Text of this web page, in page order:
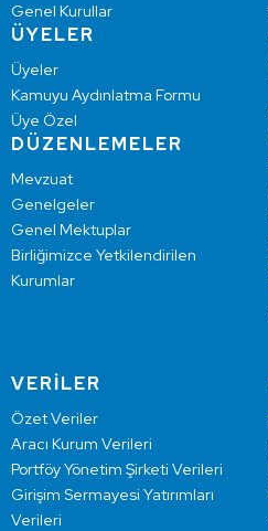
Genel Kurullar
ÜYELER
Üyeler
Kamuyu Aydınlatma Formu
Üye Özel
DÜZENLEMELER
Mevzuat
Genelgeler
Genel Mektuplar
Birliğimizce Yetkilendirilen
Kurumlar
VERİLER
Özet Veriler
Aracı Kurum Verileri
Portföy Yönetim Şirketi Verileri
Girişim Sermayesi Yatırımları
Verileri